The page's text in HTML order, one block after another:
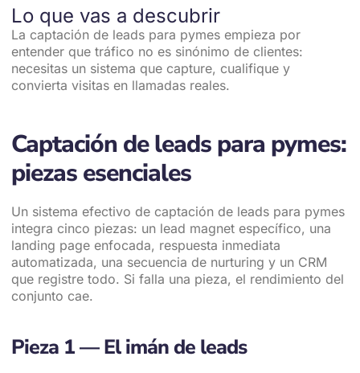
Lo que vas a descubrir
La captación de leads para pymes empieza por
entender que tráfico no es sinónimo de clientes:
necesitas un sistema que capture, cualifique y
convierta visitas en llamadas reales.
Captación de leads para pymes:
piezas esenciales
Un sistema efectivo de captación de leads para pymes
integra cinco piezas: un lead magnet específico, una
landing page enfocada, respuesta inmediata
automatizada, una secuencia de nurturing y un CRM
que registre todo. Si falla una pieza, el rendimiento del
conjunto cae.
Pieza 1 — El imán de leads